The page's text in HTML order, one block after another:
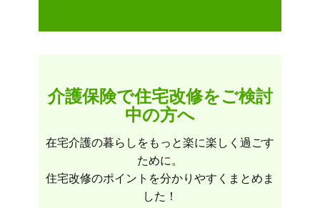
介護保険で住宅改修をご検討
中の方へ
在宅介護の暮らしをもっと楽に楽しく過ごす
ために。
住宅改修のポイントを分かりやすくまとめま
した！